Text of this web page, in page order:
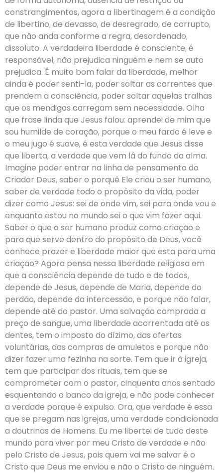
constrangimentos, agora a libertinagem é a condição
de libertino, de devasso, de desregrado, de corrupto,
que não anda conforme a regra, desordenado,
dissoluto. A verdadeira liberdade é consciente, é
responsável, não prejudica ninguém e nem se auto
prejudica. É muito bom falar da liberdade, melhor
ainda é poder senti-la, poder soltar as correntes que
prendem a consciência, poder soltar aquelas tralhas
que os mendigos carregam sem necessidade. Olha
que frase linda que Jesus falou: aprendei de mim que
sou humilde de coração, porque o meu fardo é leve e
o meu jugo é suave, é esta verdade que Jesus disse
que liberta, a verdade que vem lá do fundo da alma.
Imagine poder entrar na linha de pensamento do
Criador Deus, saber o porquê Ele criou o ser humano,
saber de verdade todo o propósito da vida, poder
dizer como Jesus: sei de onde vim, sei para onde vou e
enquanto estou no mundo sei o que vim fazer aqui.
Saber o que o ser humano produz como criação e
para que serve dentro do propósito de Deus, você
conhece prazer e liberdade maior que esta para uma
criação? Agora pensa nessa liberdade religiosa em
que a consciência depende de tudo e de todos,
depende de Jesus, depende de Maria, depende do
perdão, depende da intercessão, e porque não falar,
depende até do pastor. Uma salvação comprada a
preço de sangue, uma liberdade acorrentada até os
dentes, tem o imposto do dízimo, das ofertas
voluntárias, das compras de amuletos e porque não
dizer fazer uma fezinha na sorte. Tem que ir à igreja,
tem que participar dos rituais, tem que se
comprometer com o pastor, cinquenta anos sentado
esquentando o banco da igreja, e não pode conhecer
a verdade porque é expulso. Ora, que verdade é essa
que se pregam nas igrejas, uma verdade condicionada
a doutrinas de Homens. Eu me libertei de tudo deste
mundo para viver por meu Cristo de verdade e não
pelo Cristo de Jesus, pois quem vai me salvar é o
Cristo que Deus me enviou e não o Cristo de ninguém.